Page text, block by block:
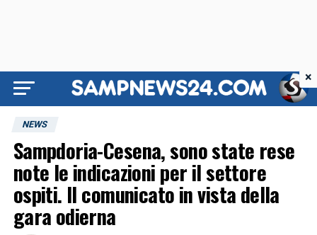
NEWS
Sampdoria-Cesena, sono state rese
note le indicazioni per il settore
ospiti. Il comunicato in vista della
gara odierna
×